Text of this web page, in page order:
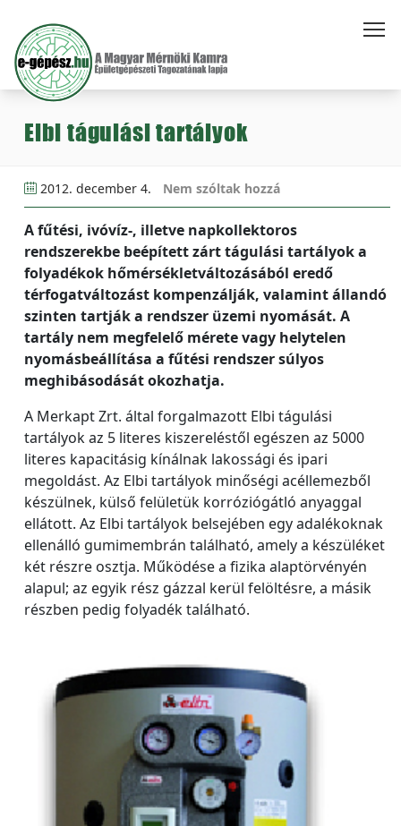
Elbi tágulási tartályok
2012. december 4. Nem szóltak hozzá
A fűtési, ivóvíz-, illetve napkollektoros
rendszerekbe beépített zárt tágulási tartályok a
folyadékok hőmérsékletváltozásából eredő
térfogatváltozást kompenzálják, valamint állandó
szinten tartják a rendszer üzemi nyomását. A
tartály nem megfelelő mérete vagy helytelen
nyomásbeállítása a fűtési rendszer súlyos
meghibásodását okozhatja.
A Merkapt Zrt. által forgalmazott Elbi tágulási
tartályok az 5 literes kiszereléstől egészen az 5000
literes kapacitásig kínálnak lakossági és ipari
megoldást. Az Elbi tartályok minőségi acéllemezből
készülnek, külső felületük korróziógátló anyaggal
ellátott. Az Elbi tartályok belsejében egy adalékoknak
ellenálló gumimembrán található, amely a készüléket
két részre osztja. Működése a fizika alaptörvényén
alapul; az egyik rész gázzal kerül felöltésre, a másik
részben pedig folyadék található.